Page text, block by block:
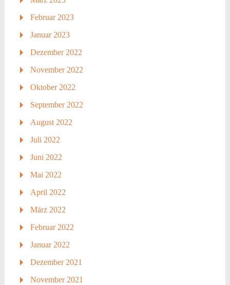
Februar 2023
Januar 2023
Dezember 2022
November 2022
Oktober 2022
September 2022
August 2022
Juli 2022
Juni 2022
Mai 2022
April 2022
März 2022
Februar 2022
Januar 2022
Dezember 2021
November 2021